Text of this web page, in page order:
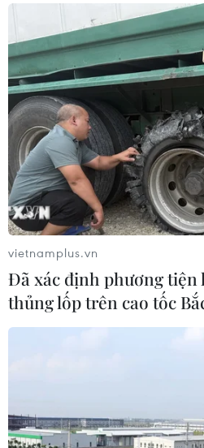
để mở lại eo biển Hormuz
03/08/2026 15:59
Làn sóng người Israel di cư ra
ngoài vẫn ở mức kỷ lục
03/08/2026 11:32
Tín hiệu tích cực đối với
phục hồi kinh tế của Syria
03/08/2026 07:22
Tổng thống Mỹ: Các bên đạt
vietnamplus.vn
Đã xác định phương tiện
thủng lốp trên cao tốc